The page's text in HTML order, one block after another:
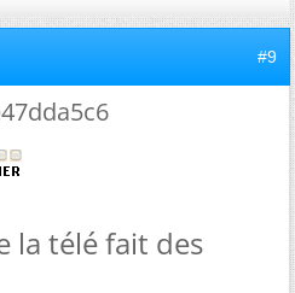
#9
la télé fait des